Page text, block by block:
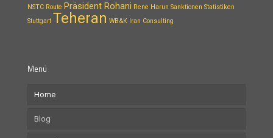
NSTC Route Präsident Rohani Rene Harun Sanktionen Statistiken
Stuttgart Teheran WB&K Iran Consulting
Menü
Home
Blog